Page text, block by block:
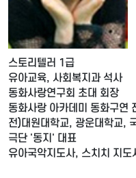
스토리텔러 1급
유아교육, 사회복지과 석사
동화사랑연구회 초대 회장
동화사랑 아카데미 동화구연
전)대원대학교, 광운대학교,
극단 '동지' 대표
유아국악지도사, 스치치 지도